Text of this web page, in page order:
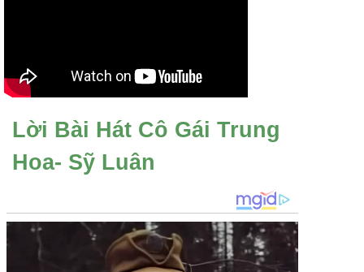
Lời Bài Hát Cô Gái Trung
Hoa- Sỹ Luân